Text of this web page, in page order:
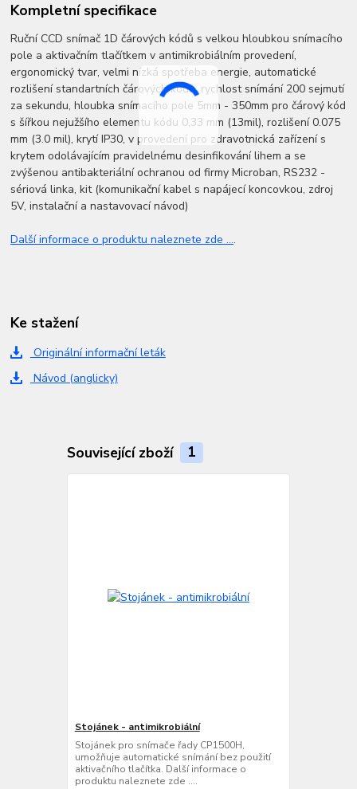
Kompletní specifikace
Ruční CCD snímač 1D čárových kódů s velkou hloubkou snímacího
pole a aktivačním tlačítkem v antimikrobiálním provedení,
ergonomický tvar, velmi nízká spotřeba energie, automatické
rozlišení standartních čárových kódů, rychlost snímání 200 sejmutí
za sekundu, hloubka snímacího pole 5mm - 350mm pro čárový kód
s šířkou nejužšího elementu kódu 0,33 mm (13mil), rozlišení 0.075
mm (3.0 mil), krytí IP30, v provedení pro zdravotnická zařízení s
krytem odolávajícím pravidelnému desinfikování lihem a se
zvýšenou antibakteriální ochranou od firmy Microban, RS232 -
sériová linka, kit (komunikační kabel s napájecí koncovkou, zdroj
5V, instalační a nastavovací návod)
Další informace o produktu naleznete zde ....
Ke stažení
Originální informační leták
Návod (anglicky)
Související zboží 1
Stojánek - antimikrobiální
Stojánek pro snímače řady CP1500H,
umožňuje automatické snímání bez použití
aktivačního tlačítka. Další informace o
produktu naleznete zde ....